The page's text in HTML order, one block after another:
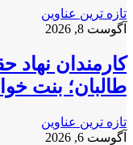
تازه ترین عناوین
آگوست 8, 2026
طالبان؛ بنت
تازه ترین عناوین
آگوست 6, 2026